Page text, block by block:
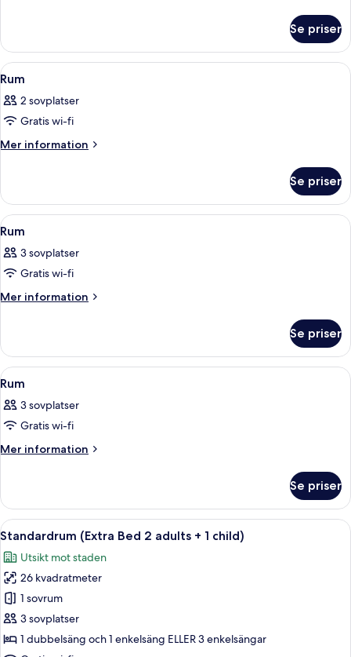
rum
Se priser
Öppna
alla
foton
för
Rum
Ett hotellrum med en stor säng, två
8
Rum
2 sovplatser
Gratis wi-fi
Mer information
Mer
Se priser
Öppna
alla
foton
för
Rum
Ett hotellrum med en stor säng,
2
Rum
3 sovplatser
Gratis wi-fi
Mer information
Mer
Se priser
Öppna
alla
foton
för
Rum
Ett hotellrum med en stor säng,
2
Rum
3 sovplatser
Gratis wi-fi
Mer information
Mer
Se priser
Öppna
alla
foton
för
Standardrum
(Extra
Bed
2
Ett hotellrum med en stor säng,
7
Standardrum (Extra Bed 2 adults + 1 child)
Utsikt mot staden
26 kvadratmeter
1 sovrum
3 sovplatser
1 dubbelsäng och 1 enkelsäng ELLER 3 enkelsängar